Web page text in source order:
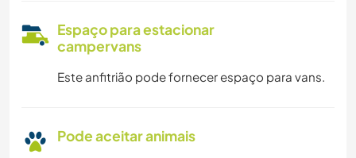
Espaço para estacionar
campervans
Este anfitrião pode fornecer espaço para vans.
Pode aceitar animais